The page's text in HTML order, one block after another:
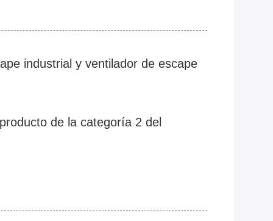
industrial y ventilador de escape
de la categoría 2 del